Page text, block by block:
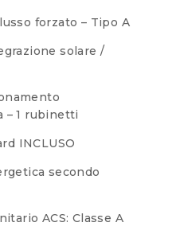
forzato – Tipo A
solare /
– 1 rubinetti
INCLUSO
secondo
ACS: Classe A